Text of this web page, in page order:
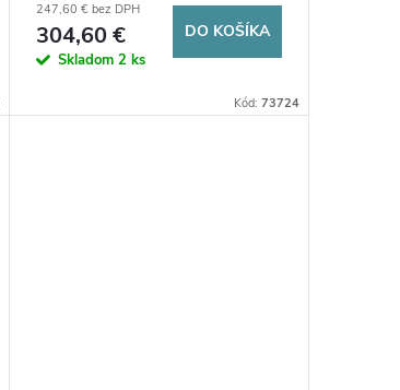
247,60 € bez DPH
304,60 €
Skladom 2 ks
DO KOŠÍKA
Kód: 73724